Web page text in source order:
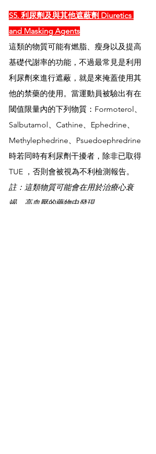
S5. 利尿劑及與其他遮蔽劑 Diuretics
and Masking Agents
這類的物質可能有燃脂、瘦身以及提高
基礎代謝率的功能，不過最常見是利用
利尿劑來進行遮蔽，就是來掩蓋使用其
他的禁藥的使用。當運動員被驗出有在
閾值限量內的下列物質：Formoterol、
Salbutamol、Cathine、Ephedrine、
Methylephedrine、Psuedoephredrine
時若同時有利尿劑干擾者，除非已取得
TUE ，否則會被視為不利檢測報告。
註：這類物質可能會在用於治療心衰
竭、高血壓的藥物中發現。